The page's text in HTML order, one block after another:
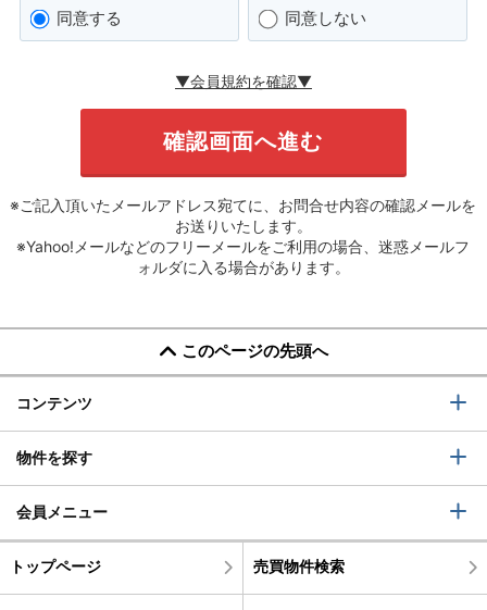
同意する 同意しない
▼会員規約を確認▼
※ご記入頂いたメールアドレス宛てに、お問合せ内容の確認メールを
お送りいたします。
※Yahoo!メールなどのフリーメールをご利用の場合、迷惑メールフ
ォルダに入る場合があります。
このページの先頭へ
コンテンツ
物件を探す
会員メニュー
トップページ 売買物件検索